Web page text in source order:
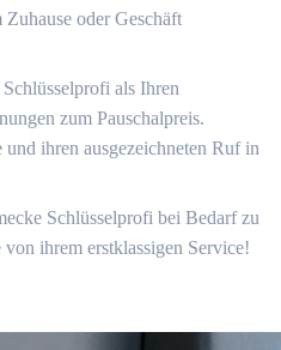
oder Geschäft
als Ihren
zum Pauschalpreis.
ihren ausgezeichneten Ruf in
Schlüsselprofi bei Bedarf zu
ihrem erstklassigen Service!​